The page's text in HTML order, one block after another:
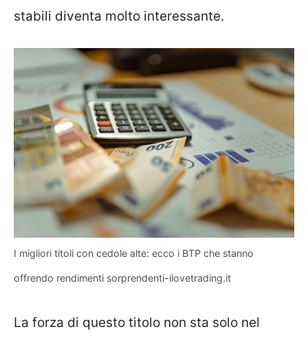
stabili diventa molto interessante.
I migliori titoli con cedole alte: ecco i BTP che stanno
offrendo rendimenti sorprendenti-ilovetrading.it
La forza di questo titolo non sta solo nel